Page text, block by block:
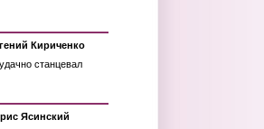
Кириченко
станцевал
Ясинский